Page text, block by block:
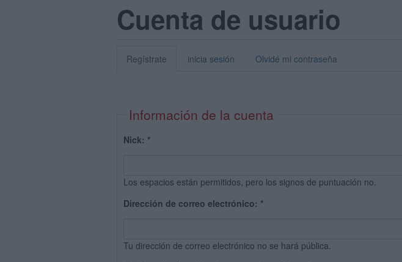
Cuenta de usuario
Regístrate inicia sesión Olvidé mi contraseña
Información de la cuenta
Nick: *
Los espacios están permitidos, pero los signos de puntuación no.
Dirección de correo electrónico: *
Tu dirección de correo electrónico no se hará pública.